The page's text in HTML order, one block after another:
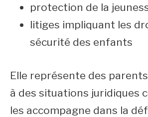
protection de la
litiges impliquant les
sécurité des enfants
Elle représente des
à des situations juridiques
les accompagne dans la